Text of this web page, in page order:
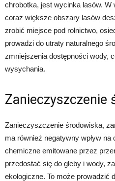
chrobotka, jest wycinka lasów. W
coraz większe obszary lasów
zrobić miejsce pod rolnictwo,
prowadzi do utraty naturalnego
zmniejszenia dostępności wody,
wysychania.
Zanieczyszczenie
Zanieczyszczenie środowiska,
ma również negatywny wpływ na
chemiczne emitowane przez
przedostać się do gleby i wody,
ekologiczne. To może prowadzić